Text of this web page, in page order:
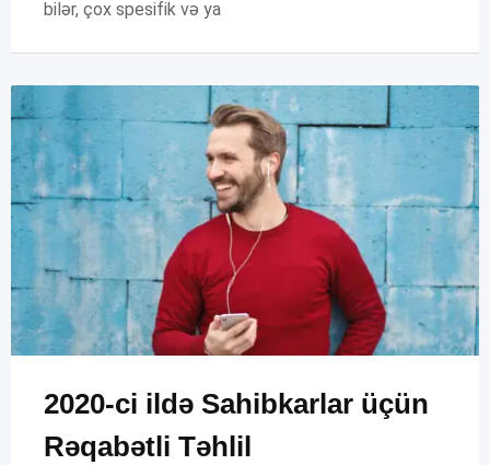
bilər, çox spesifik və ya
2020-ci ildə Sahibkarlar üçün
Rəqabətli Təhlil